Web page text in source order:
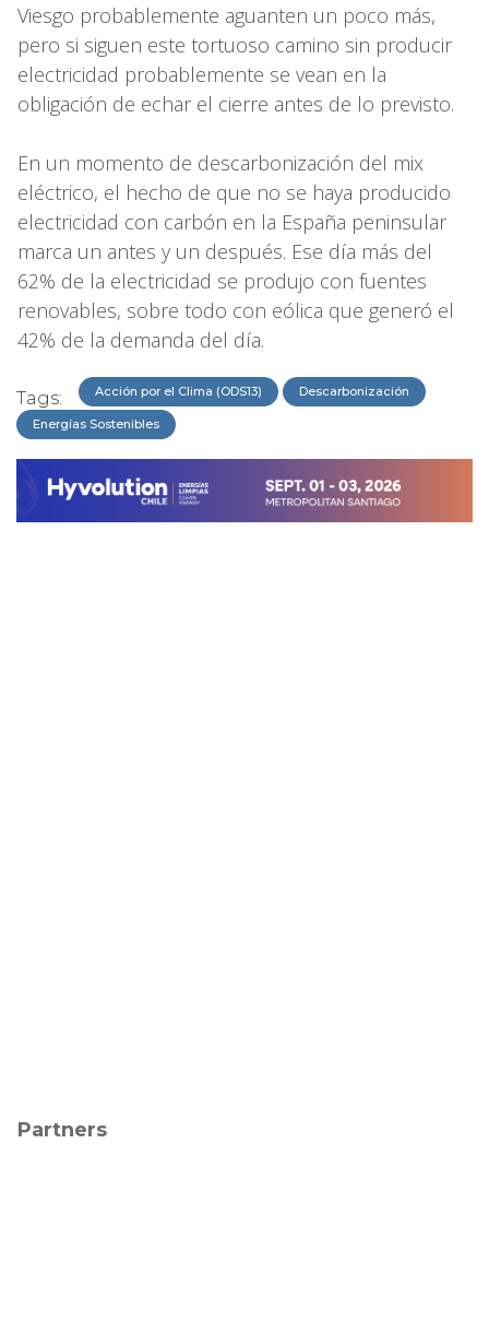
Viesgo probablemente aguanten un poco más,
pero si siguen este tortuoso camino sin producir
electricidad probablemente se vean en la
obligación de echar el cierre antes de lo previsto.
En un momento de descarbonización del mix
eléctrico, el hecho de que no se haya producido
electricidad con carbón en la España peninsular
marca un antes y un después. Ese día más del
62% de la electricidad se produjo con fuentes
renovables, sobre todo con eólica que generó el
42% de la demanda del día.
Tags: Acción por el Clima (ODS13) Descarbonización
Energías Sostenibles
Partners